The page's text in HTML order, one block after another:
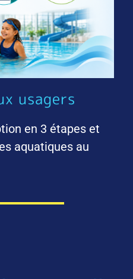
usagers
en 3 étapes et
aquatiques au